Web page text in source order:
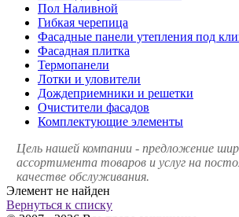
Пол Наливной
Гибкая черепица
Фасадные панели утепления под
Фасадная плитка
Термопанели
Лотки и уловители
Дождеприемники и решетки
Очистители фасадов
Комплектующие элементы
Цель нашей компании - предложение
ассортимента товаров и услуг на
качестве обслуживания.
Элемент не найден
Вернуться к списку